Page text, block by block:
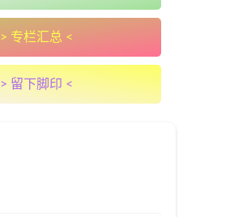
> 专栏汇总 <
> 留下脚印 <